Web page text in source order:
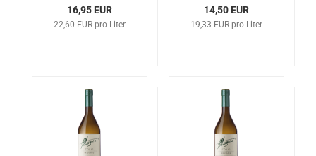
16,95 EUR
22,60 EUR pro Liter
14,50 EUR
19,33 EUR pro Liter